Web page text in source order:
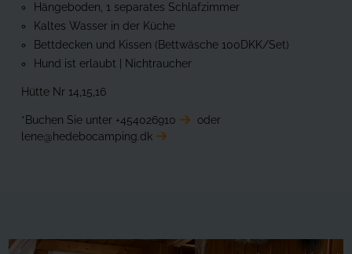
Hängeboden, 1 separates Schlafzimmer
Kaltes Wasser in der Küche
Bettdecken und Kissen (Bettwäsche 100DKK/Set)
Hund ist erlaubt | Nichtraucher
Hütte Nr 14,15,16
*Buchen Sie unter +454026910
oder
lene@hedebocamping.dk